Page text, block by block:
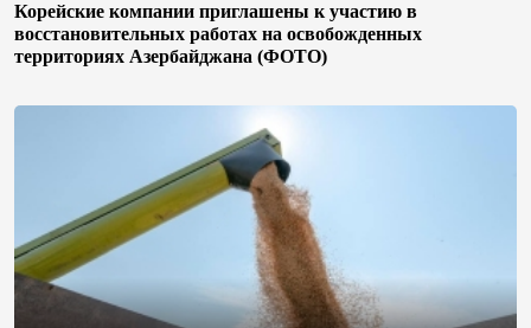
Корейские компании приглашены к участию в
восстановительных работах на освобожденных
территориях Азербайджана (ФОТО)